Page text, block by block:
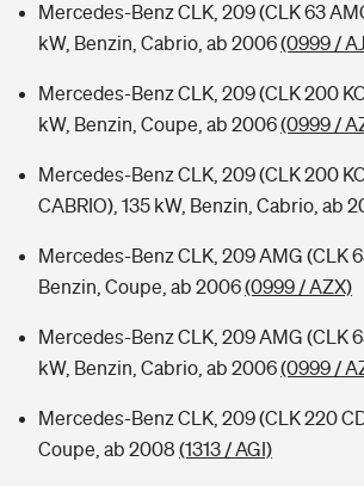
Mercedes-Benz CLK, 209 (CLK 63
kW, Benzin, Cabrio, ab 2006(0999 /
Mercedes-Benz CLK, 209 (CLK 200
kW, Benzin, Coupe, ab 2006(0999 /
Mercedes-Benz CLK, 209 (CLK 200
CABRIO), 135 kW, Benzin, Cabrio, ab
Mercedes-Benz CLK, 209 AMG (CLK
Benzin, Coupe, ab 2006(0999 / AZX)
Mercedes-Benz CLK, 209 AMG (CLK
kW, Benzin, Cabrio, ab 2006(0999 /
Mercedes-Benz CLK, 209 (CLK 220
Coupe, ab 2008 (1313 / AGI)